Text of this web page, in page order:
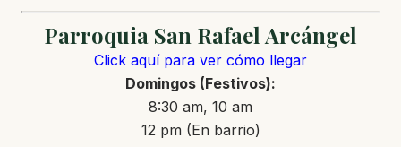
Parroquia San Rafael Arcángel
Click aquí para ver cómo llegar
Domingos (Festivos):
8:30 am, 10 am
12 pm (En barrio)